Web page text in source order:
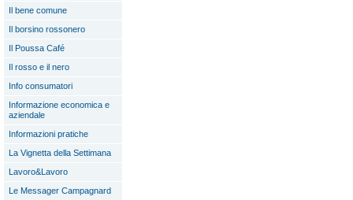
Il bene comune
Il borsino rossonero
Il Poussa Café
Il rosso e il nero
Info consumatori
Informazione economica e
aziendale
Informazioni pratiche
La Vignetta della Settimana
Lavoro&Lavoro
Le Messager Campagnard